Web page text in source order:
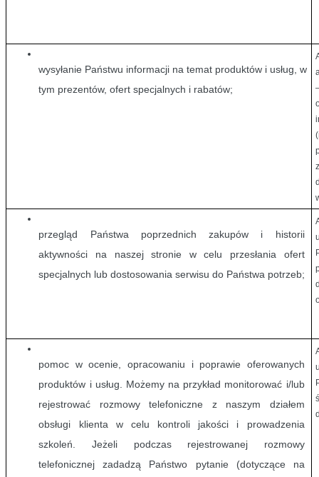
wysyłanie Państwu informacji na temat produktów i usług, w
tym prezentów, ofert specjalnych i rabatów;
przegląd Państwa poprzednich zakupów i historii
aktywności na naszej stronie w celu przesłania ofert
specjalnych lub dostosowania serwisu do Państwa potrzeb;
pomoc w ocenie, opracowaniu i poprawie oferowanych
produktów i usług. Możemy na przykład monitorować i/lub
rejestrować rozmowy telefoniczne z naszym działem
obsługi klienta w celu kontroli jakości i prowadzenia
szkoleń. Jeżeli podczas rejestrowanej rozmowy
telefonicznej zadadzą Państwo pytanie (dotyczące na